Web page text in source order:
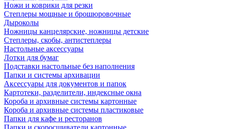
Ножи и коврики для резки
Степлеры мощные и брошюровочные
Дыроколы
Ножницы канцелярские, ножницы детские
Степлеры, скобы, антистеплеры
Настольные аксессуары
Лотки для бумаг
Подставки настольные без наполнения
Папки и системы архивации
Аксессуары для документов и папок
Картотеки, разделители, индексные окна
Короба и архивные системы картонные
Короба и архивные системы пластиковые
Папки для кафе и ресторанов
Папки и скоросшиватели картонные